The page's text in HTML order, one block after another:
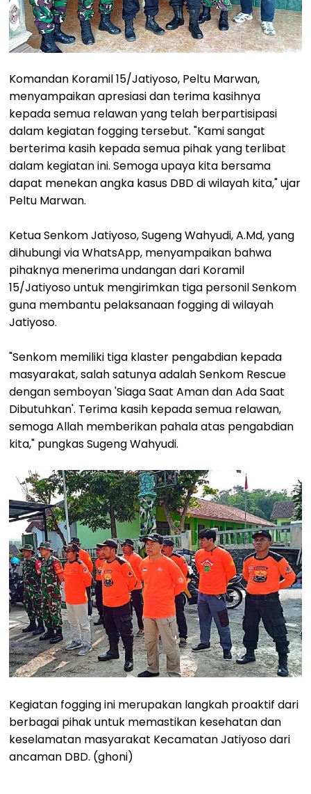
Komandan Koramil 15/Jatiyoso, Peltu Marwan,
menyampaikan apresiasi dan terima kasihnya
kepada semua relawan yang telah berpartisipasi
dalam kegiatan fogging tersebut. "Kami sangat
berterima kasih kepada semua pihak yang terlibat
dalam kegiatan ini. Semoga upaya kita bersama
dapat menekan angka kasus DBD di wilayah kita," ujar
Peltu Marwan.
Ketua Senkom Jatiyoso, Sugeng Wahyudi, A.Md, yang
dihubungi via WhatsApp, menyampaikan bahwa
pihaknya menerima undangan dari Koramil
15/Jatiyoso untuk mengirimkan tiga personil Senkom
guna membantu pelaksanaan fogging di wilayah
Jatiyoso.
"Senkom memiliki tiga klaster pengabdian kepada
masyarakat, salah satunya adalah Senkom Rescue
dengan semboyan 'Siaga Saat Aman dan Ada Saat
Dibutuhkan'. Terima kasih kepada semua relawan,
semoga Allah memberikan pahala atas pengabdian
kita," pungkas Sugeng Wahyudi.
Kegiatan fogging ini merupakan langkah proaktif dari
berbagai pihak untuk memastikan kesehatan dan
keselamatan masyarakat Kecamatan Jatiyoso dari
ancaman DBD. (ghoni)